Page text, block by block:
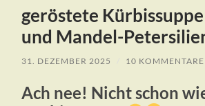
geröstete
und Mandel-
31. DEZEMBER 2025 10 KOMMENTARE
Ach nee! Nicht schon